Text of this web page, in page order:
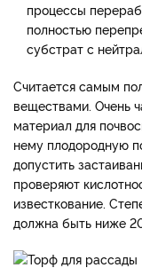
процессы
полностью
субстрат с
Считается самым
веществами. Очень
материал для
нему плодородную
допустить
проверяют
известкование.
должна быть ниже